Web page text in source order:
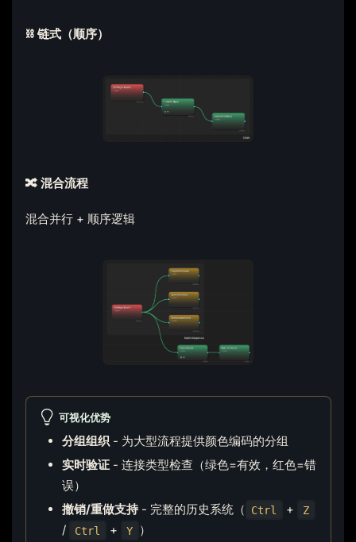
⛓️ 链式（顺序）
🔀 混合流程
混合并行 + 顺序逻辑
可视化优势
分组组织- 为大型流程提供颜色编码的分组
实时验证- 连接类型检查（绿色=有效，红色=错
误）
撤销/重做支持- 完整的历史系统（ Ctrl + Z
/ Ctrl + Y
）